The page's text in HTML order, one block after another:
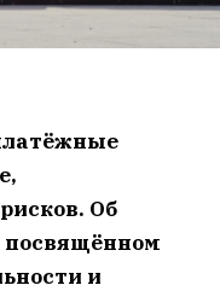
Об
посвящённом
и